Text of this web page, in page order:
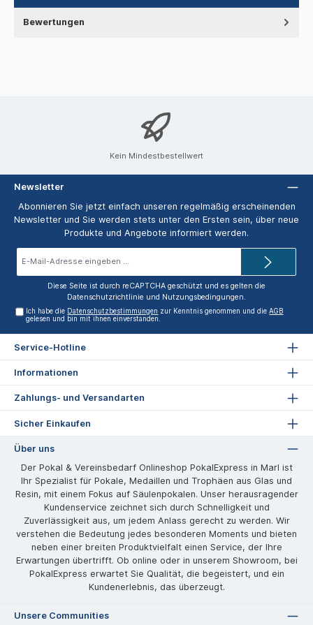
Bewertungen
Kein Mindestbestellwert
Newsletter
Abonnieren Sie jetzt einfach unseren regelmäßig erscheinenden
Newsletter und Sie werden stets unter den Ersten sein, über neue
Produkte und Angebote informiert werden.
Diese Seite ist durch reCAPTCHA geschützt und es gelten die
Datenschutzrichtlinie und Nutzungsbedingungen.
Ich habe die Datenschutzbestimmungen zur Kenntnis genommen und dieAGB
gelesen und bin mit ihnen einverstanden.
Service-Hotline
Informationen
Zahlungs- und Versandarten
Sicher Einkaufen
Über uns
Der Pokal & Vereinsbedarf Onlineshop PokalExpress in Marl ist
Ihr Spezialist für Pokale, Medaillen und Trophäen aus Glas und
Resin, mit einem Fokus auf Säulenpokalen. Unser herausragender
Kundenservice zeichnet sich durch Schnelligkeit und
Zuverlässigkeit aus, um jedem Anlass gerecht zu werden. Wir
verstehen die Bedeutung jedes besonderen Moments und bieten
neben einer breiten Produktvielfalt einen Service, der Ihre
Erwartungen übertrifft. Ob online oder in unserem Showroom, bei
PokalExpress erwartet Sie Qualität, die begeistert, und ein
Kundenerlebnis, das überzeugt.
Unsere Communities